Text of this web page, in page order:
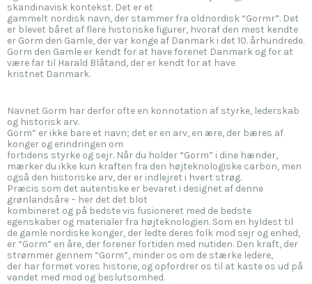
skandinavisk kontekst. Det er et
gammelt nordisk navn, der stammer fra oldnordisk “Gormr”. Det
er blevet båret af flere historiske figurer, hvoraf den mest kendte
er Gorm den Gamle, der var konge af Danmark i det 10. århundrede.
Gorm den Gamle er kendt for at have forenet Danmark og for at
være far til Harald Blåtand, der er kendt for at have
kristnet Danmark.
Navnet Gorm har derfor ofte en konnotation af styrke, lederskab
og historisk arv.
Gorm” er ikke bare et navn; det er en arv, en ære, der bæres af
konger og erindringen om
fortidens styrke og sejr. Når du holder “Gorm” i dine hænder,
mærker du ikke kun kraften fra den højteknologiske carbon, men
også den historiske arv, der er indlejret i hvert strøg.
Præcis som det autentiske er bevaret i designet af denne
grønlandsåre – her det det blot
kombineret og på bedste vis fusioneret med de bedste
egenskaber og materialer fra højteknologien. Som en hyldest til
de gamle nordiske konger, der ledte deres folk mod sejr og enhed,
er “Gorm” en åre, der forener fortiden med nutiden. Den kraft, der
strømmer gennem “Gorm”, minder os om de stærke ledere,
der har formet vores historie, og opfordrer os til at kaste os ud på
vandet med mod og beslutsomhed.